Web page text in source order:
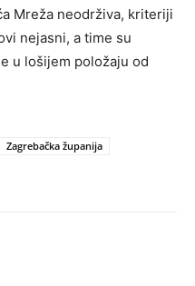
Mreža neodrživa, kriteriji
nejasni, a time su
u lošijem položaju od
Zagrebačka županija